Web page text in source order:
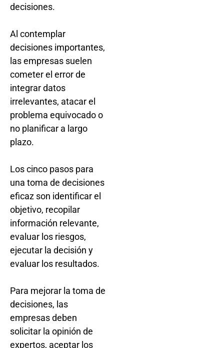
decisiones.
Al contemplar
decisiones importantes,
las empresas suelen
cometer el error de
integrar datos
irrelevantes, atacar el
problema equivocado o
no planificar a largo
plazo.
Los cinco pasos para
una toma de decisiones
eficaz son identificar el
objetivo, recopilar
información relevante,
evaluar los riesgos,
ejecutar la decisión y
evaluar los resultados.
Para mejorar la toma de
decisiones, las
empresas deben
solicitar la opinión de
expertos, aceptar los